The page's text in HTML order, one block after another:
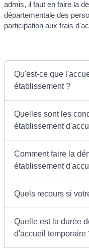
admis, il faut en faire la
départementale des
participation aux frais
Qu'est-ce que
établissement ?
Quelles sont les
établissement
Comment faire la
établissement
Quels recours si
Quelle est la durée
d'accueil temporaire